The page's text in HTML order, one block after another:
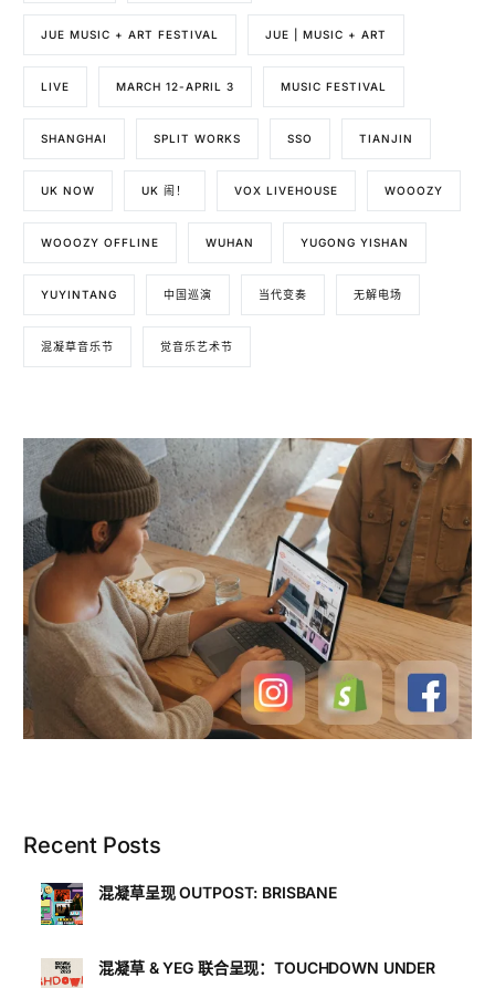
JUE MUSIC + ART FESTIVAL JUE | MUSIC + ART
LIVE MARCH 12-APRIL 3 MUSIC FESTIVAL
SHANGHAI SPLIT WORKS SSO TIANJIN
UK NOW UK 闹！ VOX LIVEHOUSE WOOOZY
WOOOZY OFFLINE WUHAN YUGONG YISHAN
YUYINTANG 中国巡演 当代变奏 无解电场
混凝草音乐节 觉音乐艺术节
Recent Posts
混凝草呈现 OUTPOST: BRISBANE
混凝草 & YEG 联合呈现：TOUCHDOWN UNDER